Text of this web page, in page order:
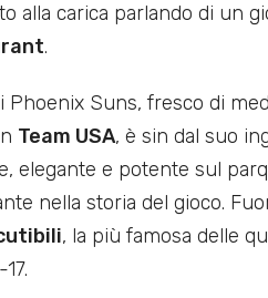
alla carica parlando di un
.
Phoenix Suns, fresco di
Team USA, è sin dal suo
elegante e potente sul
nella storia del gioco.
, la più famosa delle